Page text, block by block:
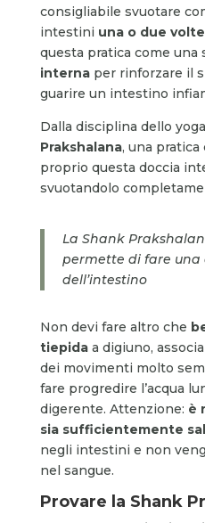
consigliabile svuotare
intestini una o due
questa pratica come una
internaper rinforzare il
guarire un intestino
Dalla disciplina dello
Prakshalana, una
proprio questa doccia
svuotandolo
La Shank
permette di fare una
dell’intestino
Non devi fare altro che
tiepidaa digiuno,
dei movimenti molto
fare progredire l’acqua
digerente. Attenzione: è
sia sufficientemente
negli intestini e non
nel sangue.
Provare la Shank